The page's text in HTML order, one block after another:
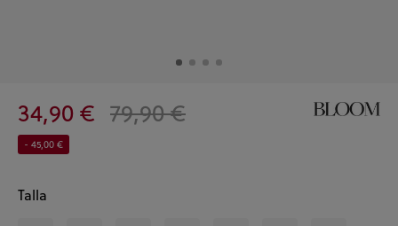
34,90 € 79,90 €
- 45,00 €
Talla